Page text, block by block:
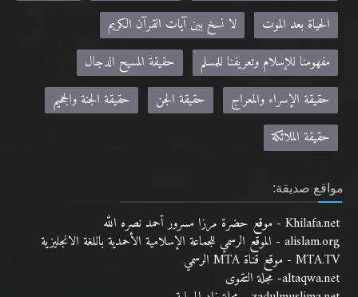
الحياة بعد الموت
لا نسخ بين آيات القرآن الكريم
مفهومنا للإسلام وتعريفنا للمسلم
حقيقة المسيح الدجال
حقيقة الإسراء والمعراج
حقيقة الجن
حقيقة الجنة والجحيم
حقيقة الملائكة
مواقع صديقة:
Khilafa.net - موقع حضرة مرزا مسرور أحمد نصره الله
alislam.org - الموقع الرسمي للجماعة الإسلامية الأحمدية باللغة الانجليزية
MTA.TV - موقع قناة MTA الرسمي
altaqwa.net- مجلة التقوى